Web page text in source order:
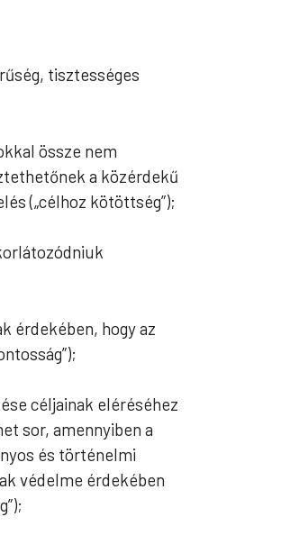
tisztességes
össze nem
a közérdekű
(„célhoz kötöttség”);
érdekében, hogy az
céljainak eléréséhez
sor, amennyiben a
és történelmi
védelme érdekében